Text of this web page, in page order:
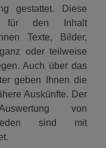
gestattet. Diese
für den Inhalt
Texte, Bilder,
oder teilweise
Auch über das
geben Ihnen die
Auskünfte. Der
von
sind mit